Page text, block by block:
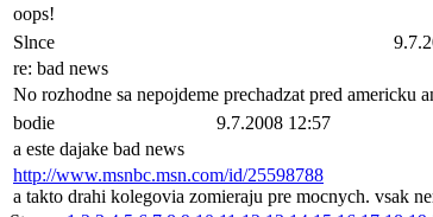
oops!
Slnce
re: bad news
No rozhodne sa nepojdeme prechadzat pred americku
bodie
9.7.2008 12:57
a este dajake bad news
http://www.msnbc.msn.com/id/25598788
a takto drahi kolegovia zomieraju pre mocnych. vsak